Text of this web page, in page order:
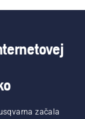
T540
XP®
začala